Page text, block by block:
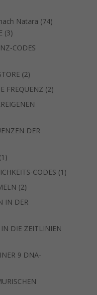
Natara 7474
33
Produkte
CODES
22
Produkte
FREQUENZ 22
DER
1 1
Produkt CODES 1 1
22
Produkte
IN DER
DIE ZEITLINIEN
9 DNA-